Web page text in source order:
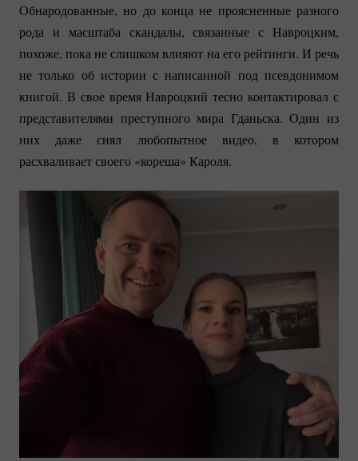
Обнародованные, но до конца не проясненные разного
рода и масштаба скандалы, связанные с Навроцким,
похоже, пока не слишком влияют на его рейтинги. И речь
не только об истории с написанной под псевдонимом
книгой. В свое время Навроцкий тесно контактировал с
представителями преступного мира Гданьска. Один из
них даже снял любопытное видео, в котором
расхваливает своего «кореша» Кароля.